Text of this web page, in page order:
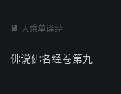
 大乘单译经
佛说佛名经卷第九